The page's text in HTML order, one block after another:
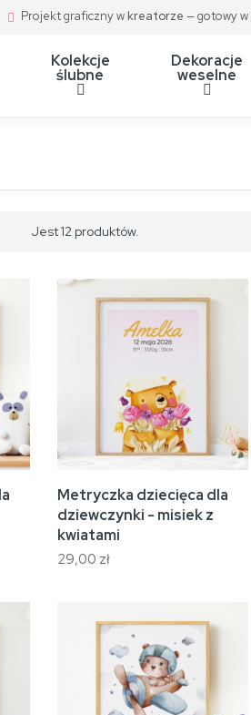
Projekt graficzny w kreatorze — gotowy w
Kolekcje
ślubne
Dekoracje
weselne
Jest 12 produktów.
Metryczka dziecięca dla
dziewczynki - misiek z
kwiatami
29,00 zł